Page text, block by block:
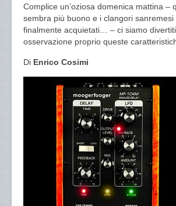
Complice un’oziosa domenica mattina –
sembra più buono e i clangori sanremesi
finalmente acquietati… – ci siamo
osservazione proprio queste
Di Enrico Cosimi